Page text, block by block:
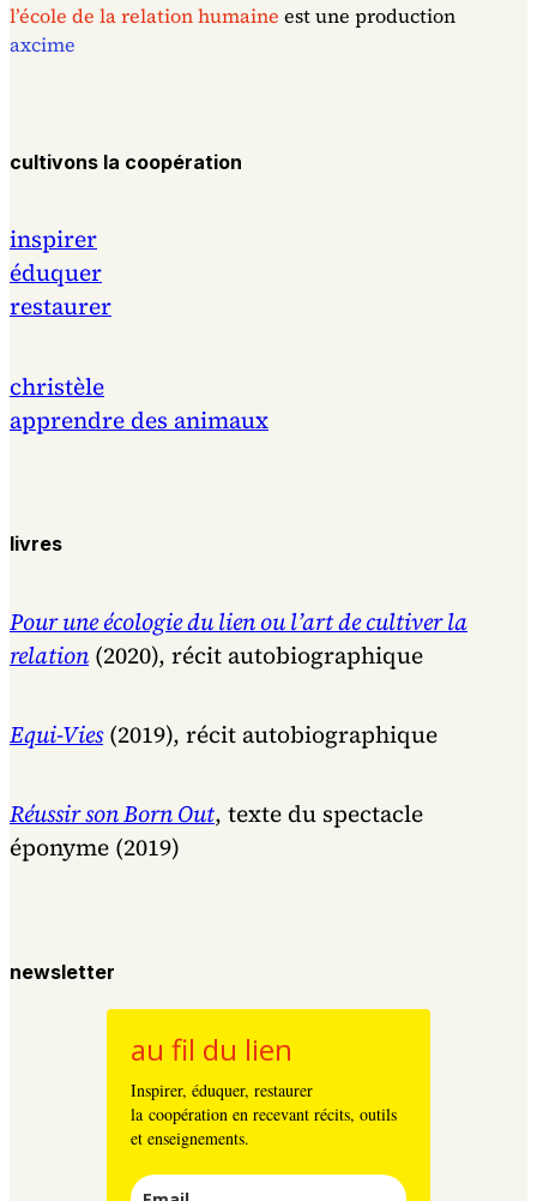
l’école de la relation humaine est une production
axcime
cultivons la coopération
inspirer
éduquer
restaurer
christèle
apprendre des animaux
livres
Pour une écologie du lien ou l’art de cultiver la
relation (2020), récit autobiographique
Equi-Vies(2019), récit autobiographique
Réussir son Born Out, texte du spectacle
éponyme (2019)
newsletter
au fil du lien
Inspirer, éduquer, restaurer
la coopération en recevant récits, outils
et enseignements.